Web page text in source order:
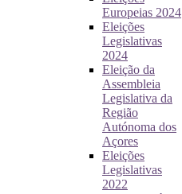
Europeias 2024
Eleições
Legislativas
2024
Eleição da
Assembleia
Legislativa da
Região
Autónoma dos
Açores
Eleições
Legislativas
2022